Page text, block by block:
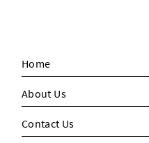
Home
About Us
Contact Us